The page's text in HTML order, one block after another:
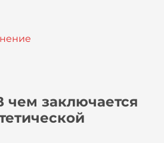
чем заключается